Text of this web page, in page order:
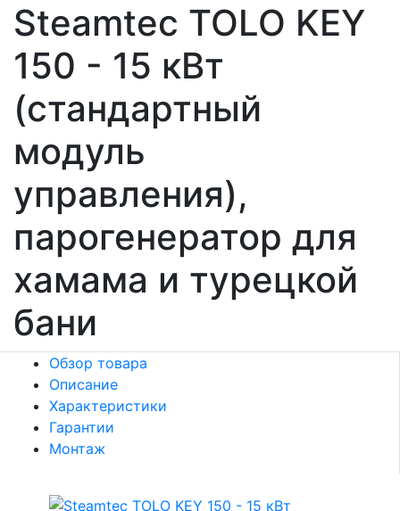
Steamtec TOLO KEY
150 - 15 кВт
(стандартный
модуль
управления),
парогенератор для
хамама и турецкой
бани
Обзор товара
Описание
Характеристики
Гарантии
Монтаж